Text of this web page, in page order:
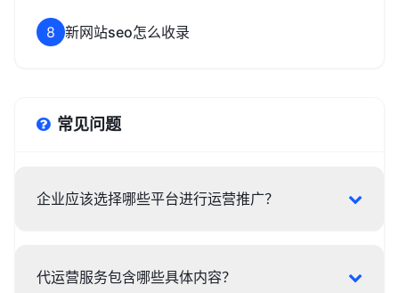
8 新网站seo怎么收录
常见问题
企业应该选择哪些平台进行运营推广？
代运营服务包含哪些具体内容？